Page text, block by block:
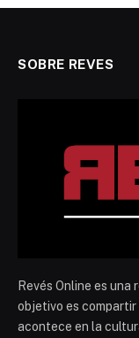
SOBRE REVES
Revés Online es
objetivo es compartir
acontece en la